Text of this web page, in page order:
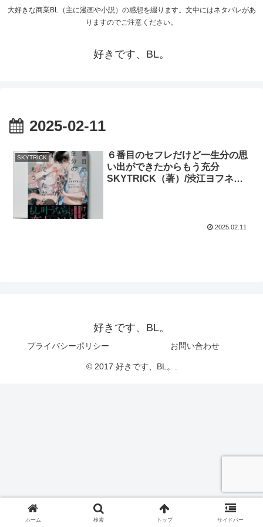
大好きな商業BL（主に漫画や小説）の感想を綴ります。文中にはネタバレがあ
りますのでご注意ください。
好きです、BL。
2025-02-11
SKYTRICK
６番目のセフレだけど一生分の思
い出ができたからもう充分
SKYTRICK（著）/渋江ヨフネ
2025.02.11
好きです、BL。
プライバシーポリシー お問い合わせ
© 2017 好きです、BL。.
ホーム 検索 トップ サイドバー